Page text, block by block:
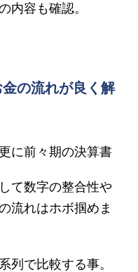
内容も確認。
の流れが良く解
に前々期の決算書
て数字の整合性や
流れはホボ掴めま
列で比較する事。